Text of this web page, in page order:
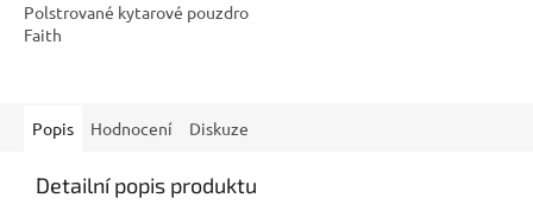
Polstrované kytarové pouzdro
Faith
Popis Hodnocení Diskuze
Detailní popis produktu